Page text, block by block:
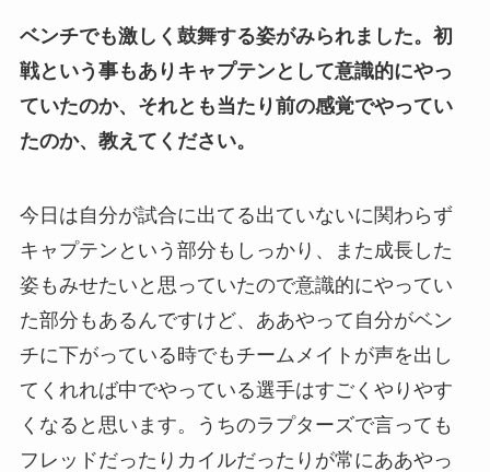
ベンチでも激しく鼓舞する姿がみられました。初
戦という事もありキャプテンとして意識的にやっ
ていたのか、それとも当たり前の感覚でやってい
たのか、教えてください。
今日は自分が試合に出てる出ていないに関わらず
キャプテンという部分もしっかり、また成長した
姿もみせたいと思っていたので意識的にやってい
た部分もあるんですけど、ああやって自分がベン
チに下がっている時でもチームメイトが声を出し
てくれれば中でやっている選手はすごくやりやす
くなると思います。うちのラプターズで言っても
フレッドだったりカイルだったりが常にああやっ